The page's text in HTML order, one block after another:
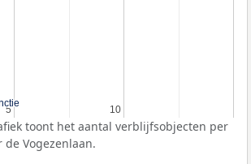
5
5 10
10
toont het aantal verblijfsobjecten per
Vogezenlaan.